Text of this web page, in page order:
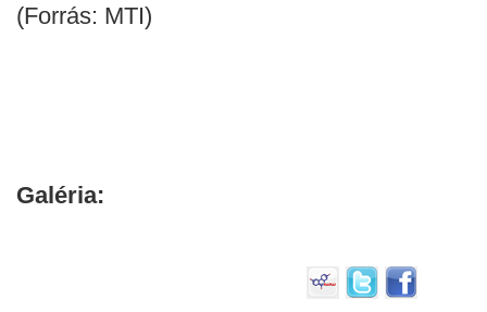
(Forrás: MTI)
Galéria: